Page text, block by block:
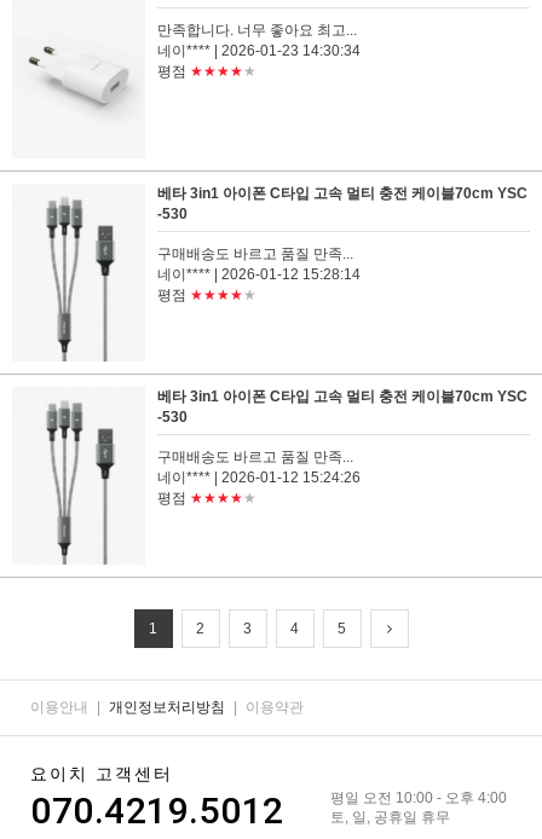
만족합니다. 너무 좋아요 최고...
네이****
| 2026-01-23 14:30:34
평점 ★★★★★
베타 3in1 아이폰 C타입 고속 멀티 충전 케이블70cm YSC
-530
구매배송도 바르고 품질 만족...
네이****
| 2026-01-12 15:28:14
평점 ★★★★★
베타 3in1 아이폰 C타입 고속 멀티 충전 케이블70cm YSC
-530
구매배송도 바르고 품질 만족...
네이****
| 2026-01-12 15:24:26
평점 ★★★★★
1 2 3 4 5
이용안내 개인정보처리방침 이용약관
요이치 고객센터
070.4219.5012
평일 오전 10:00 - 오후 4:00
토, 일, 공휴일 휴무